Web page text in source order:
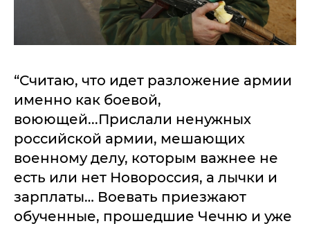
“Считаю, что идет разложение армии
именно как боевой,
воюющей...Прислали ненужных
российской армии, мешающих
военному делу, которым важнее не
есть или нет Новороссия, а лычки и
зарплаты… Воевать приезжают
обученные, прошедшие Чечню и уже